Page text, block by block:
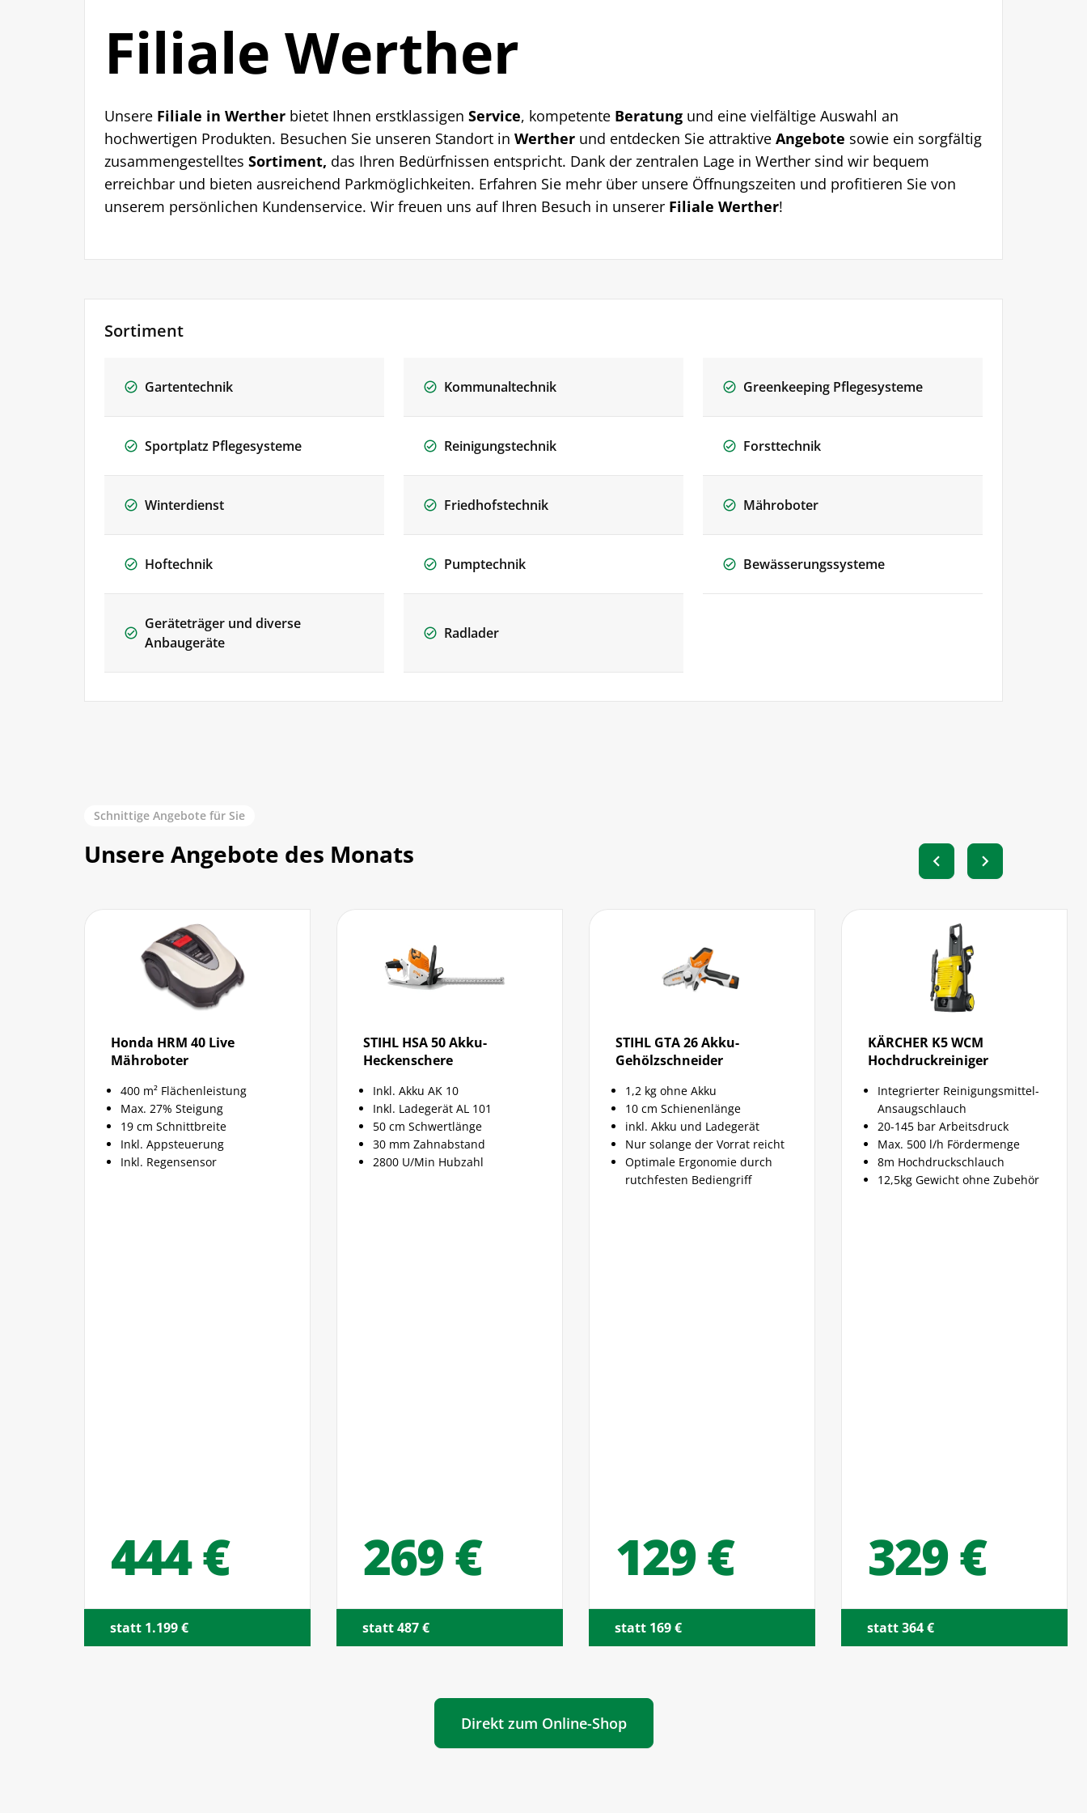
Filiale Werther
Unsere Filiale in Werther bietet Ihnen erstklassigen Service, kompetente Beratung und eine vielfältige Auswahl an
hochwertigen Produkten. Besuchen Sie unseren Standort in Werther und entdecken Sie attraktive Angebote sowie ein sorgfältig
zusammengestelltes Sortiment, das Ihren Bedürfnissen entspricht. Dank der zentralen Lage in Werther sind wir bequem
erreichbar und bieten ausreichend Parkmöglichkeiten. Erfahren Sie mehr über unsere Öffnungszeiten und profitieren Sie von
unserem persönlichen Kundenservice. Wir freuen uns auf Ihren Besuch in unserer Filiale Werther!
Sortiment
Gartentechnik Kommunaltechnik Greenkeeping Pflegesysteme
Sportplatz Pflegesysteme Reinigungstechnik Forsttechnik
Winterdienst Friedhofstechnik Mähroboter
Hoftechnik Pumptechnik Bewässerungssysteme
Geräteträger und diverse
Anbaugeräte
Radlader
Schnittige Angebote für Sie
Unsere Angebote des Monats chevron_left chevron_right
Honda HRM 40 Live
Mähroboter
400 m² Flächenleistung
Max. 27% Steigung
19 cm Schnittbreite
Inkl. Appsteuerung
Inkl. Regensensor
444 €
statt 1.199 €
STIHL HSA 50 Akku-
Heckenschere
Inkl. Akku AK 10
Inkl. Ladegerät AL 101
50 cm Schwertlänge
30 mm Zahnabstand
2800 U/Min Hubzahl
269 €
statt 487 €
STIHL GTA 26 Akku-
Gehölzschneider
1,2 kg ohne Akku
10 cm Schienenlänge
inkl. Akku und Ladegerät
Nur solange der Vorrat reicht
Optimale Ergonomie durch
rutchfesten Bediengriff
129 €
statt 169 €
KÄRCHER K5 WCM
Hochdruckreiniger
Integrierter Reinigungsmittel-
Ansaugschlauch
20-145 bar Arbeitsdruck
Max. 500 l/h Fördermenge
8m Hochdruckschlauch
12,5kg Gewicht ohne Zubehör
329 €
statt 364 €
Direkt zum Online-Shop